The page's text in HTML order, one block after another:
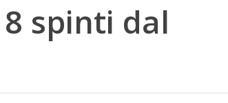
spinti dal